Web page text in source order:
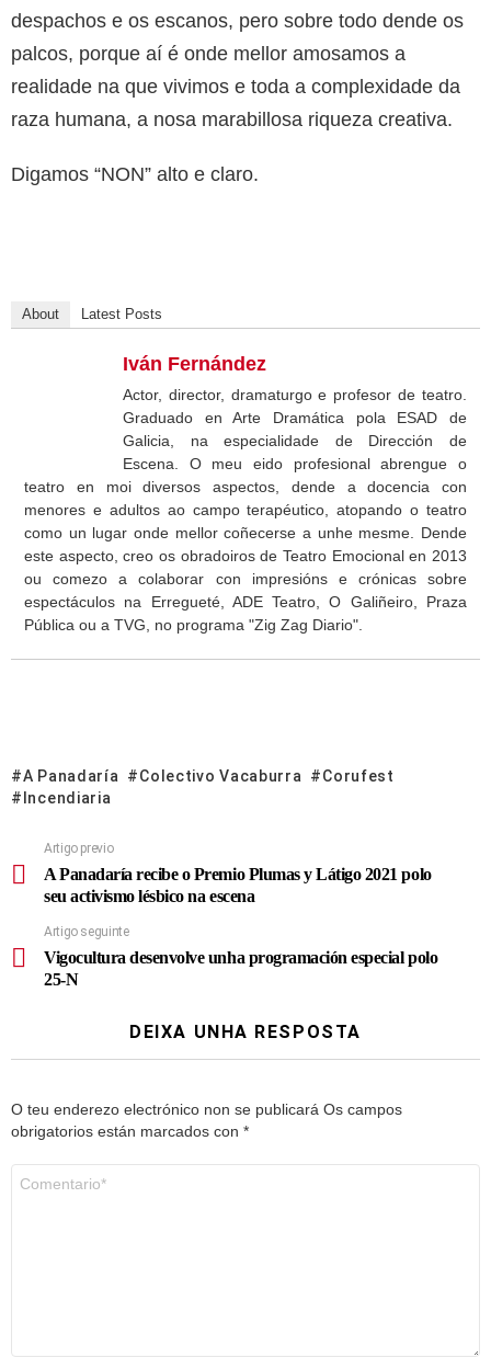
despachos e os escanos, pero sobre todo dende os
palcos, porque aí é onde mellor amosamos a
realidade na que vivimos e toda a complexidade da
raza humana, a nosa marabillosa riqueza creativa.
Digamos “NON” alto e claro.
About Latest Posts
Iván Fernández
Actor, director, dramaturgo e profesor de teatro.
Graduado en Arte Dramática pola ESAD de
Galicia, na especialidade de Dirección de
Escena. O meu eido profesional abrengue o
teatro en moi diversos aspectos, dende a docencia con
menores e adultos ao campo terapéutico, atopando o teatro
como un lugar onde mellor coñecerse a unhe mesme. Dende
este aspecto, creo os obradoiros de Teatro Emocional en 2013
ou comezo a colaborar con impresións e crónicas sobre
espectáculos na Erregueté, ADE Teatro, O Galiñeiro, Praza
Pública ou a TVG, no programa "Zig Zag Diario".
A Panadaría Colectivo Vacaburra
Corufest
Incendiaria
Artigo previo
A Panadaría recibe o Premio Plumas y Látigo 2021 polo
seu activismo lésbico na escena
Artigo seguinte
Vigocultura desenvolve unha programación especial polo
25-N
DEIXA UNHA RESPOSTA
O teu enderezo electrónico non se publicará Os campos
obrigatorios están marcados con *